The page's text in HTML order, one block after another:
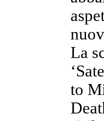
La
to